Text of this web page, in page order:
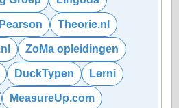
Theorie.nl
ZoMa opleidingen
DuckTypen Lerni
MeasureUp.com